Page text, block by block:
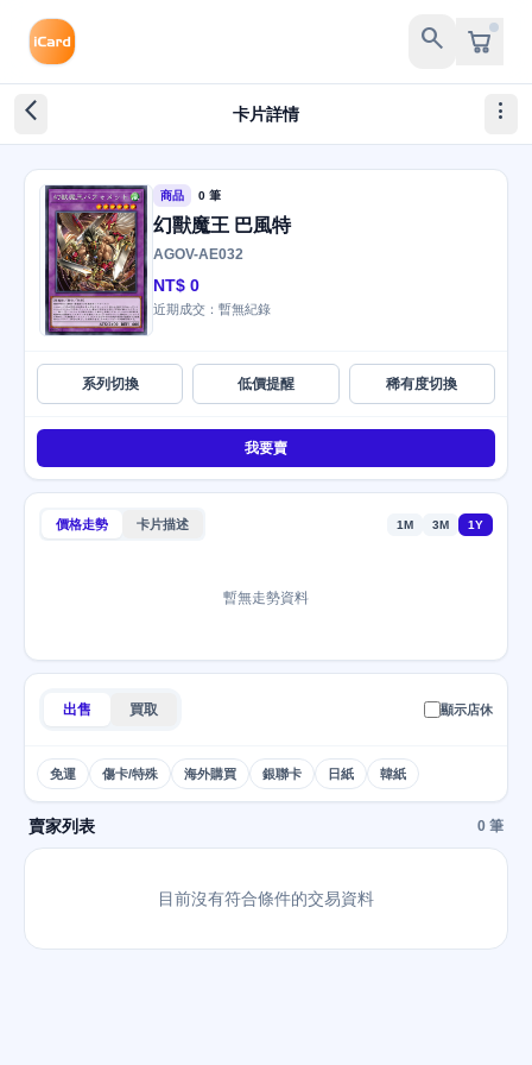
search
arrow_back_ios_new 卡片詳情 more_vert
商品 0 筆
幻獸魔王 巴風特
AGOV-AE032
NT$ 0
近期成交：暫無紀錄
系列切換 低價提醒 稀有度切換
我要賣
價格走勢 卡片描述 1M 3M 1Y
暫無走勢資料
出售 買取 顯示店休
免運 傷卡/特殊 海外購買 銀聯卡 日紙 韓紙
賣家列表 0 筆
目前沒有符合條件的交易資料